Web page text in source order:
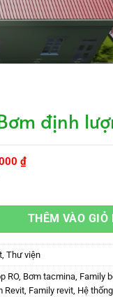
định
₫.
₫Giá
49.000 ₫.
lượng Tacmina số
THÊM VÀO GIỎ
, Thư viện
RO, Bơm tacmina, Family
Revit, Family revit, Hệ